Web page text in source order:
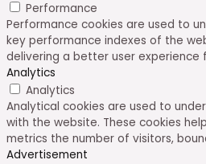
Performance
Performance cookies are used to
key performance indexes of the
delivering a better user experience
Analytics
Analytics
Analytical cookies are used to
with the website. These cookies
metrics the number of visitors,
Advertisement